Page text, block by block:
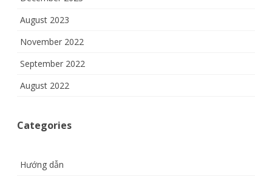
August 2023
November 2022
September 2022
August 2022
Categories
Hướng dẫn